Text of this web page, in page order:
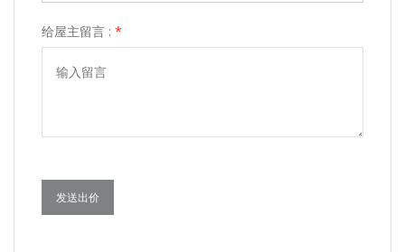
给屋主留言 : *
发送出价